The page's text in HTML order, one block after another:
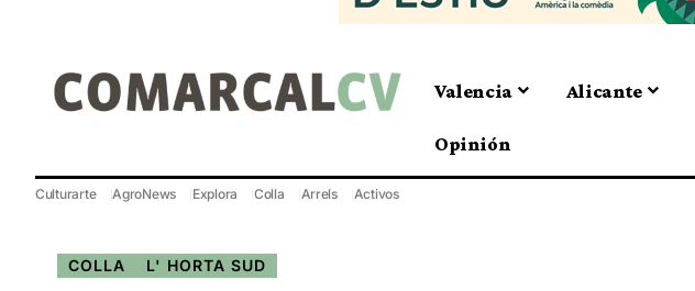
Valencia Alicante
Opinión
Culturarte AgroNews Explora Colla Arrels Activos
COLLA L' HORTA SUD